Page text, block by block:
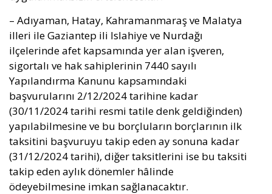
– Adıyaman, Hatay, Kahramanmaraş ve Malatya
illeri ile Gaziantep ili Islahiye ve Nurdağı
ilçelerinde afet kapsamında yer alan işveren,
sigortalı ve hak sahiplerinin 7440 sayılı
Yapılandırma Kanunu kapsamındaki
başvurularını 2/12/2024 tarihine kadar
(30/11/2024 tarihi resmi tatile denk geldiğinden)
yapılabilmesine ve bu borçluların borçlarının ilk
taksitini başvuruyu takip eden ay sonuna kadar
(31/12/2024 tarihi), diğer taksitlerini ise bu taksiti
takip eden aylık dönemler hâlinde
ödeyebilmesine imkan sağlanacaktır.